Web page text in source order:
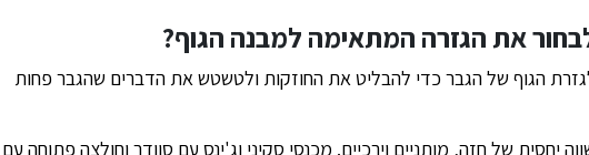
את הגזרה המתאימה למבנה הגוף?
הגוף של הגבר כדי להבליט את החוזקות ולטשטש את הדברים שהגבר פחות
יחסית של חזה, מותניים וירכיים. מכנסי סקיני וג'ינס עם סוודר וחולצה פתוחה עם